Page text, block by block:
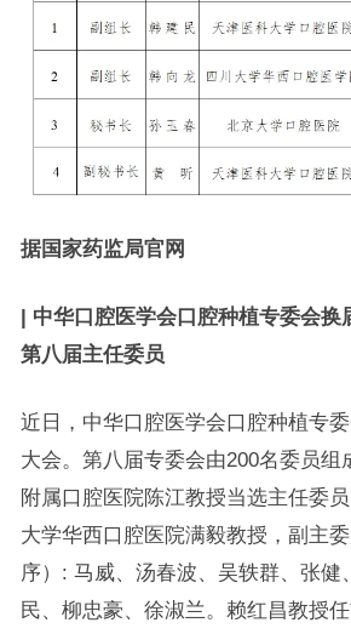
据国家药监局官网
| 中华口腔医学会口腔种植专委会换
第八届主任委员
近日，中华口腔医学会口腔种植专
大会。第八届专委会由200名委员组
附属口腔医院陈江教授当选主任委
大学华西口腔医院满毅教授，副主
序）: 马威、汤春波、吴轶群、张健
民、柳忠豪、徐淑兰。赖红昌教授